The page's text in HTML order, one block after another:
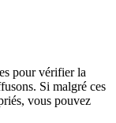
pour vérifier la
Si malgré ces
vous pouvez